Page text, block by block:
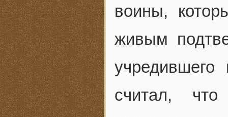
воины,
живым
учредившего
считал,